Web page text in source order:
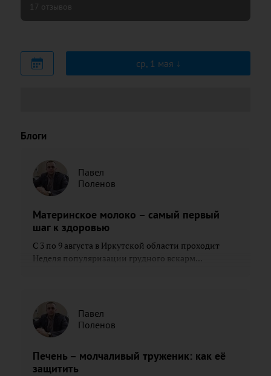
17 отзывов
ср, 1 мая
Блоги
Павел
Поленов
Материнское молоко – самый первый
шаг к здоровью
С 3 по 9 августа в Иркутской области проходит
Неделя популяризации грудного вскарм...
Павел
Поленов
Печень – молчаливый труженик: как её
защитить